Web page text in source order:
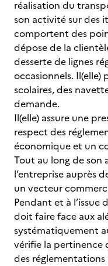
réalisation du
son activité sur des
comportent des
dépose de la
desserte de lignes
occasionnels. Il(elle)
scolaires, des
demande.
Il(elle) assure une
respect des
économique et un
Tout au long de son
l’entreprise auprès
un vecteur
Pendant et à l’issue
doit faire face aux
systématiquement
vérifie la pertinence
des réglementations